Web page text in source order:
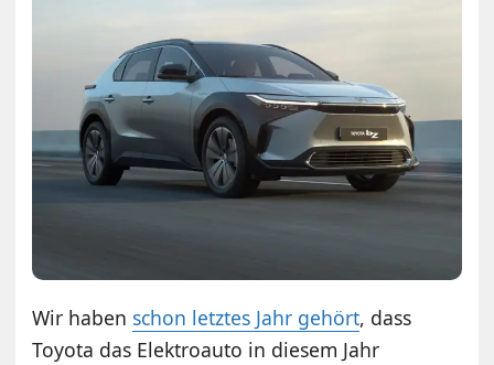
Wir haben schon letztes Jahr gehört, dass
Toyota das Elektroauto in diesem Jahr